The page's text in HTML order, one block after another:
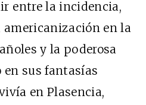
entre la incidencia,
en la
y la poderosa
sus fantasías
en Plasencia,